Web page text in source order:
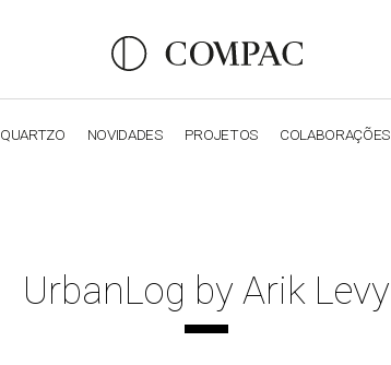
QUARTZO NOVIDADES PROJETOS COLABORAÇÕES
UrbanLog by Arik Levy